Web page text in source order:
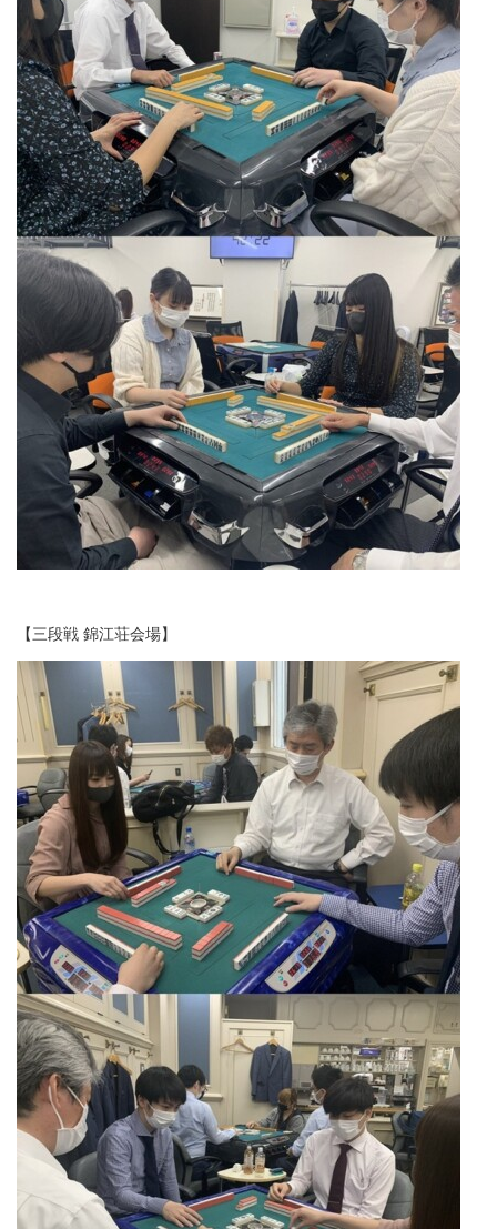
【三段戦 錦江荘会場】